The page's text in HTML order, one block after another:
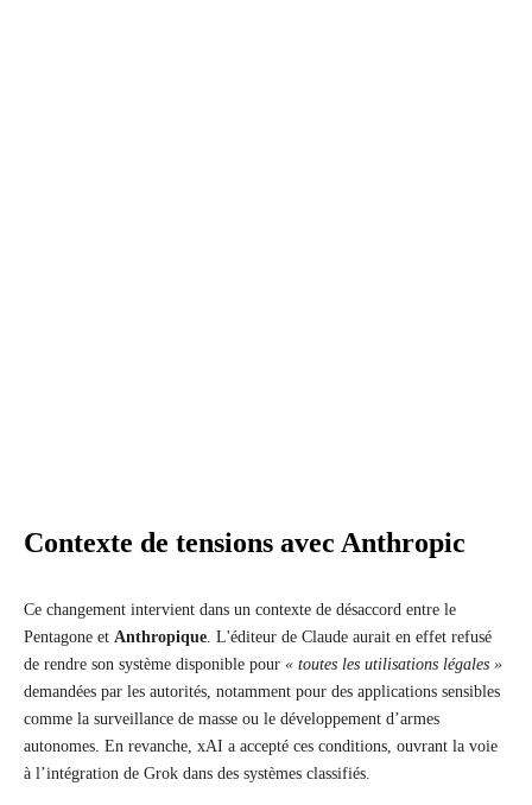
Contexte de tensions avec Anthropic
Ce changement intervient dans un contexte de désaccord entre le
Pentagone et Anthropique. L'éditeur de Claude aurait en effet refusé
de rendre son système disponible pour « toutes les utilisations légales »
demandées par les autorités, notamment pour des applications sensibles
comme la surveillance de masse ou le développement d’armes
autonomes. En revanche, xAI a accepté ces conditions, ouvrant la voie
à l’intégration de Grok dans des systèmes classifiés.